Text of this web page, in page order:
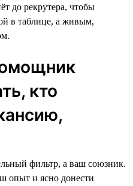
до рекрутера, чтобы
в таблице, а живым,
кто
фильтр, а ваш союзник.
опыт и ясно донести